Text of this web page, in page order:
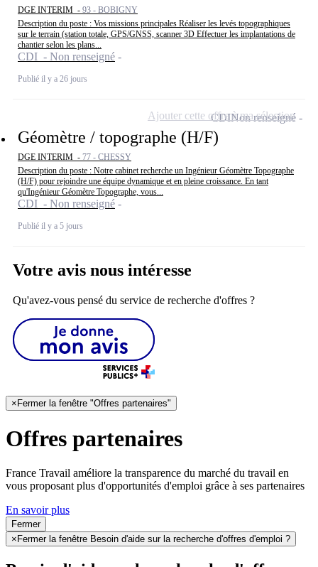
DGE INTERIM - 93 - BOBIGNY
Description du poste : Vos missions principales Réaliser les levés topographiques
sur le terrain (station totale, GPS/GNSS, scanner 3D Effectuer les implantations de
chantier selon les plans...
CDI - Non renseigné
Publié il y a 26 jours
Géomètre / topographe (H/F)
DGE INTERIM - 77 - CHESSY
Description du poste : Notre cabinet recherche un Ingénieur Géomètre Topographe
(H/F) pour rejoindre une équipe dynamique et en pleine croissance. En tant
qu'Ingénieur Géomètre Topographe, vous...
CDI - Non renseigné
Publié il y a 5 jours
CDINon renseigné
Ajouter cette offre à ma sélection
Votre avis nous intéresse
Qu'avez-vous pensé du service de recherche d'offres ?
×Fermer la fenêtre "Offres partenaires"
Offres partenaires
France Travail améliore la transparence du marché du travail en
vous proposant plus d'opportunités d'emploi grâce à ses partenaires
En savoir plus
Fermer
× Fermer la fenêtre Besoin d'aide sur la recherche d'offres d'emploi ?